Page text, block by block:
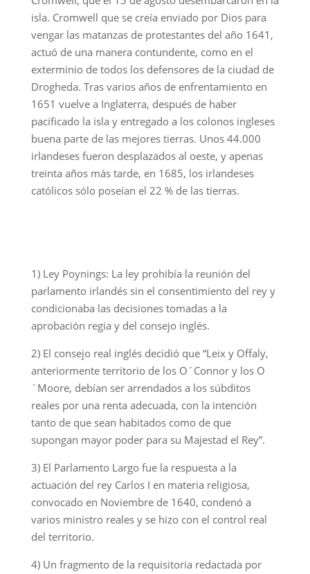
isla. Cromwell que se creía enviado por Dios para
vengar las matanzas de protestantes del año 1641,
actuó de una manera contundente, como en el
exterminio de todos los defensores de la ciudad de
Drogheda. Tras varios años de enfrentamiento en
1651 vuelve a Inglaterra, después de haber
pacificado la isla y entregado a los colonos ingleses
buena parte de las mejores tierras. Unos 44.000
irlandeses fueron desplazados al oeste, y apenas
treinta años más tarde, en 1685, los irlandeses
católicos sólo poseían el 22 % de las tierras.
1) Ley Poynings: La ley prohibía la reunión del
parlamento irlandés sin el consentimiento del rey y
condicionaba las decisiones tomadas a la
aprobación regia y del consejo inglés.
2) El consejo real inglés decidió que “Leix y Offaly,
anteriormente territorio de los O´Connor y los O
´Moore, debían ser arrendados a los súbditos
reales por una renta adecuada, con la intención
tanto de que sean habitados como de que
supongan mayor poder para su Majestad el Rey”.
3) El Parlamento Largo fue la respuesta a la
actuación del rey Carlos I en materia religiosa,
convocado en Noviembre de 1640, condenó a
varios ministro reales y se hizo con el control real
del territorio.
4) Un fragmento de la requisitoria redactada por